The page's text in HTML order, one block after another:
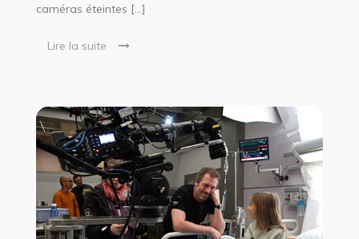
caméras éteintes […]
Lire la suite